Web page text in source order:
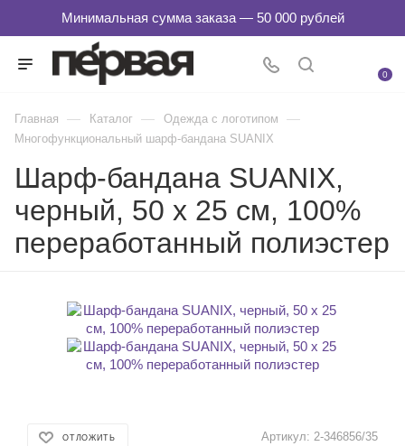
0
Главная — Каталог — Одежда с логотипом —
Многофункциональный шарф-бандана SUANIX
Шарф-бандана SUANIX,
черный, 50 x 25 см, 100%
переработанный полиэстер
ОТЛОЖИТЬ Артикул: 2-346856/35